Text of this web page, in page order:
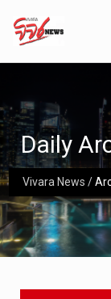
Vivara News /
Daily